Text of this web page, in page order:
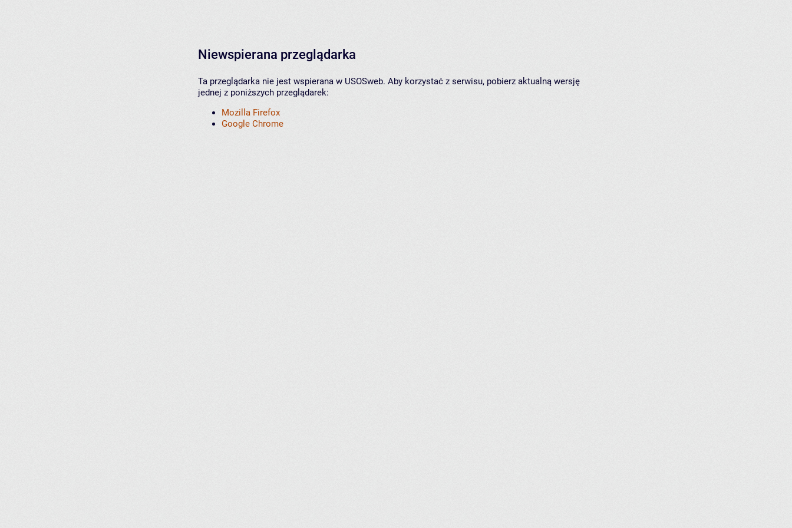
Niewspierana przeglądarka
Ta przeglądarka nie jest wspierana w USOSweb. Aby korzystać z serwisu, pobierz aktualną wersję
jednej z poniższych przeglądarek:
Mozilla Firefox
Google Chrome